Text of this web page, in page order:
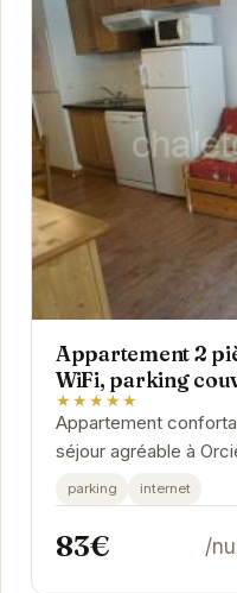
Appartement 2
WiFi, parking
★★★★★
Appartement
séjour agréable à
ski et des
parking internet
83€ /